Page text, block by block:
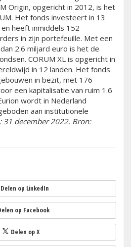
Origin, opgericht in 2012, is het
Het fonds investeert in 13
heeft inmiddels 152
in zijn portefeuille. Met een
2.6 miljard euro is het de
CORUM XL is opgericht in
in 12 landen. Het fonds
in bezit, met 176
een kapitalisatie van ruim 1.6
wordt in Nederland
aan institutionele
31 december 2022. Bron:
Delen op LinkedIn
op Facebook
Delen op X